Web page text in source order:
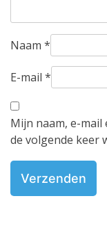
Naam *
E-mail *
Mijn naam, e-
de volgende keer